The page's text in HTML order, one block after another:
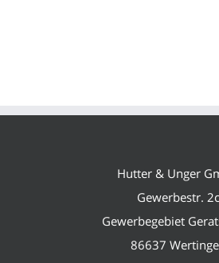
Hutter & Unger
Gewerbestr. 2c
Gewerbegebiet
86637